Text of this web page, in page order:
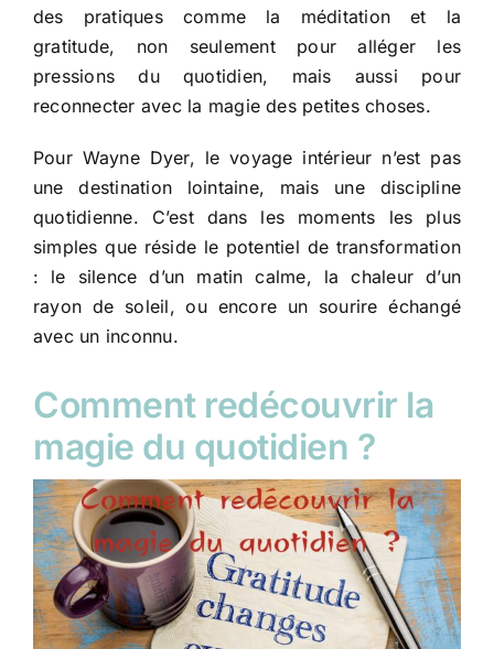
des pratiques comme la méditation et la
gratitude, non seulement pour alléger les
pressions du quotidien, mais aussi pour
reconnecter avec la magie des petites choses.
Pour Wayne Dyer, le voyage intérieur n’est pas
une destination lointaine, mais une discipline
quotidienne. C’est dans les moments les plus
simples que réside le potentiel de transformation
: le silence d’un matin calme, la chaleur d’un
rayon de soleil, ou encore un sourire échangé
avec un inconnu.
Comment redécouvrir la
magie du quotidien ?